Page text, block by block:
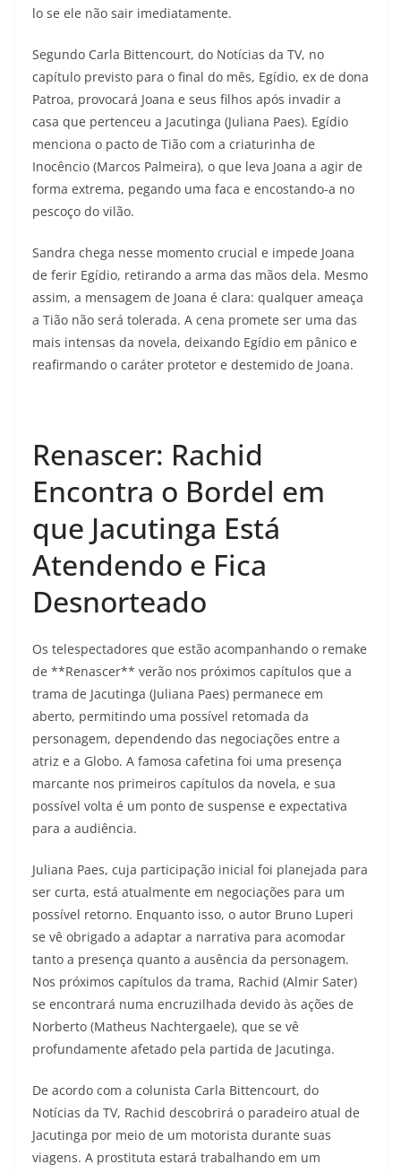
lo se ele não sair imediatamente.
Segundo Carla Bittencourt, do Notícias da TV, no
capítulo previsto para o final do mês, Egídio, ex de dona
Patroa, provocará Joana e seus filhos após invadir a
casa que pertenceu a Jacutinga (Juliana Paes). Egídio
menciona o pacto de Tião com a criaturinha de
Inocêncio (Marcos Palmeira), o que leva Joana a agir de
forma extrema, pegando uma faca e encostando-a no
pescoço do vilão.
Sandra chega nesse momento crucial e impede Joana
de ferir Egídio, retirando a arma das mãos dela. Mesmo
assim, a mensagem de Joana é clara: qualquer ameaça
a Tião não será tolerada. A cena promete ser uma das
mais intensas da novela, deixando Egídio em pânico e
reafirmando o caráter protetor e destemido de Joana.
Renascer: Rachid
Encontra o Bordel em
que Jacutinga Está
Atendendo e Fica
Desnorteado
Os telespectadores que estão acompanhando o remake
de **Renascer** verão nos próximos capítulos que a
trama de Jacutinga (Juliana Paes) permanece em
aberto, permitindo uma possível retomada da
personagem, dependendo das negociações entre a
atriz e a Globo. A famosa cafetina foi uma presença
marcante nos primeiros capítulos da novela, e sua
possível volta é um ponto de suspense e expectativa
para a audiência.
Juliana Paes, cuja participação inicial foi planejada para
ser curta, está atualmente em negociações para um
possível retorno. Enquanto isso, o autor Bruno Luperi
se vê obrigado a adaptar a narrativa para acomodar
tanto a presença quanto a ausência da personagem.
Nos próximos capítulos da trama, Rachid (Almir Sater)
se encontrará numa encruzilhada devido às ações de
Norberto (Matheus Nachtergaele), que se vê
profundamente afetado pela partida de Jacutinga.
De acordo com a colunista Carla Bittencourt, do
Notícias da TV, Rachid descobrirá o paradeiro atual de
Jacutinga por meio de um motorista durante suas
viagens. A prostituta estará trabalhando em um